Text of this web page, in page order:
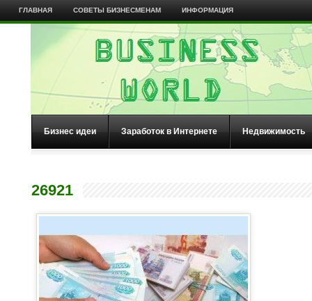
ГЛАВНАЯ СОВЕТЫ БИЗНЕСМЕНАМ ИНФОРМАЦИЯ
Бизнес идеи Заработок в Интернете Недвижимость
26921